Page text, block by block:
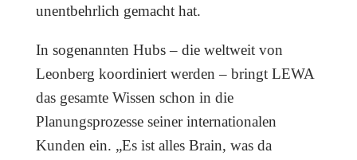
unentbehrlich gemacht hat.
In sogenannten Hubs – die weltweit von
Leonberg koordiniert werden – bringt LEWA
das gesamte Wissen schon in die
Planungsprozesse seiner internationalen
Kunden ein. „Es ist alles Brain, was da